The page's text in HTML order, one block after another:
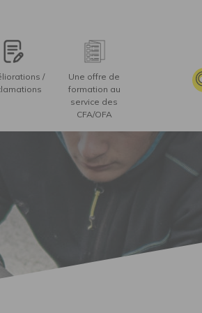
/
Une offre de
formation au
service des
CFA/OFA